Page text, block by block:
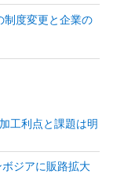
制度変更と企業の
工利点と課題は明
ジアに販路拡大